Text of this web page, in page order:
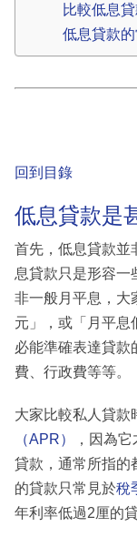
比較低息
低息貸款
回到目錄
低息貸款是
首先，低息貸款並
息貸款只是形容一
非一般月平息，大
元」，或「月平息
必能準確表達貸款
費、行政費等等。
大家比較私人貸款
（APR）
，因為
貸款，通常所指的
的貸款只常見於稅
年利率低過2厘的